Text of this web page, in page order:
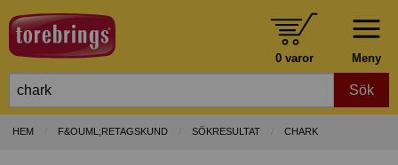
Meny
0 varor
Sök
HEM F&OUML;RETAGSKUND SÖKRESULTAT CHARK